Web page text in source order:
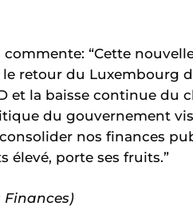
“Cette
retour du Luxembourg
et la baisse continue du
du gouvernement
nos finances
élevé, porte ses fruits.”
Finances)